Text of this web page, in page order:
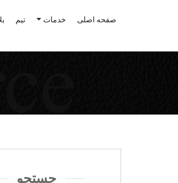
صفحه اصلی خدمات تیم
جستجو